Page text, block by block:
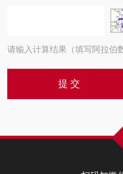
请输入计算结果（填写阿拉伯